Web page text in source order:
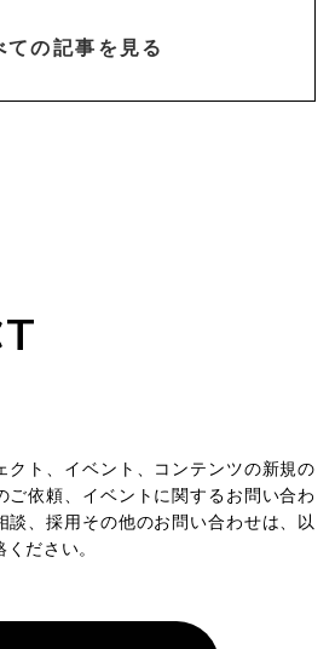
ての記事を見る
クト、イベント、コンテンツの新規の
ご依頼、イベントに関するお問い合わ
談、採用その他のお問い合わせは、以
ださい。